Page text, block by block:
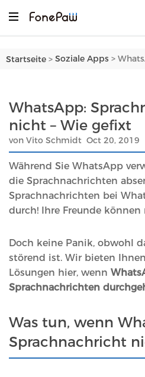
Startseite > Soziale Apps >
WhatsApp:
nicht – Wie gefixt
von Vito Schmidt Oct 20, 2019
Während Sie WhatsApp
die Sprachnachrichten
Sprachnachrichten bei
durch! Ihre Freunde
Doch keine Panik, obwohl
störend ist. Wir bieten
Lösungen hier, wenn
Sprachnachrichten
Was tun, wenn
Sprachnachricht